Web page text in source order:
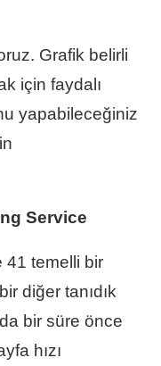
Grafik belirli
için faydalı
yapabileceğiniz
Service
41 temelli bir
diğer tanıdık
bir süre önce
hızı